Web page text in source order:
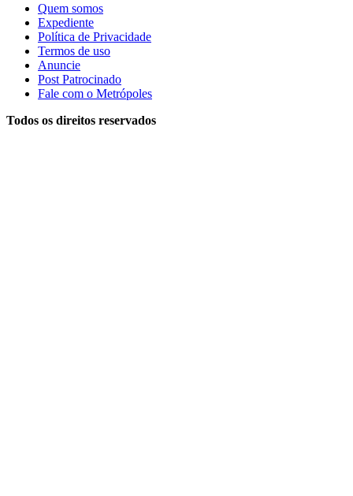
Quem somos
Expediente
Política de Privacidade
Termos de uso
Anuncie
Post Patrocinado
Fale com o Metrópoles
Todos os direitos reservados